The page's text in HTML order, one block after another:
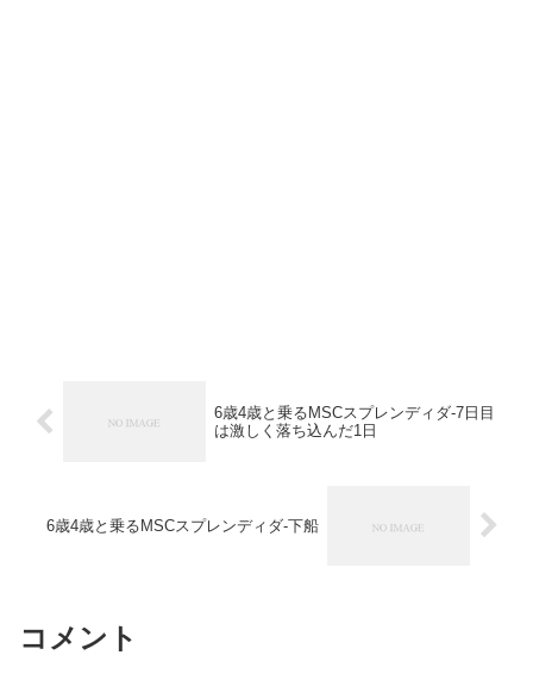
6歳4歳と乗るMSCスプレンディダ-7日目
は激しく落ち込んだ1日
6歳4歳と乗るMSCスプレンディダ-下船
コメント